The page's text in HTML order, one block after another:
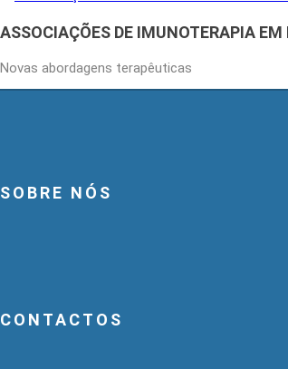
ASSOCIAÇÕES DE IMUNOTERAPIA
Novas abordagens terapêuticas
SOBRE NÓS
CONTACTOS